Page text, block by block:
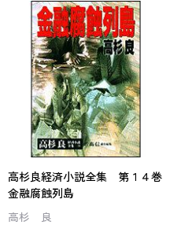
高杉良経済小説全集 第１４巻
金融腐蝕列島
高杉 良